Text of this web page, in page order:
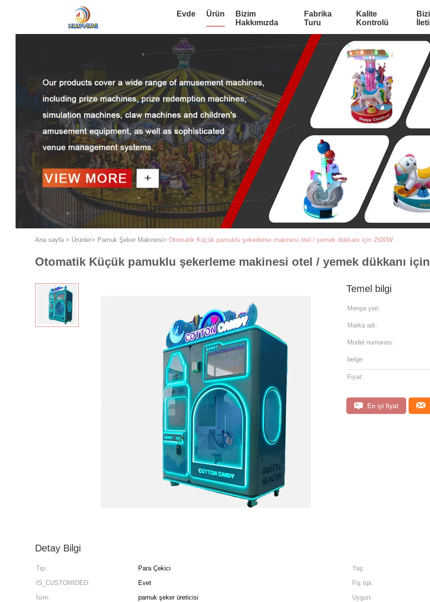
Evde Ürün
Bizim
Hakkımızda
Fabrika
Turu
Kalite
Kontrolü
Ana sayfa > Ürünler> Pamuk Şeker Makinesi> Otomatik Küçük pamuklu şekerleme makinesi otel / yemek dükkanı için 2500W
Otomatik Küçük pamuklu şekerleme makinesi otel / yemek dükkanı
Temel bilgi
Menşe yeri:
Marka adı:
Model numarası:
belge:
Fiyat:
En iyi fiyat
Detay Bilgi
Tip: Para Çekici Yaş:
IS_CUSTOMIDED:
Evet Fiş tipi:
İsim:
pamuk şeker üreticisi Uygun: